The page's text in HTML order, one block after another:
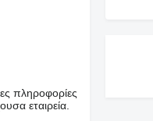
πληροφορίες
εταιρεία.